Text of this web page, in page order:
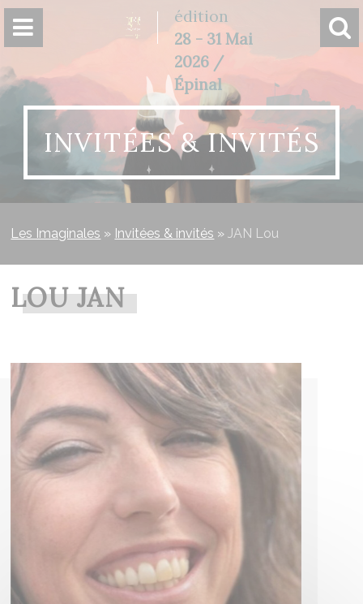
édition
28 - 31 Mai
2026 /
Épinal
INVITÉES & INVITÉS
Les Imaginales » Invitées & invités »JAN Lou
LOU JAN
Panneau de gestion des cookies